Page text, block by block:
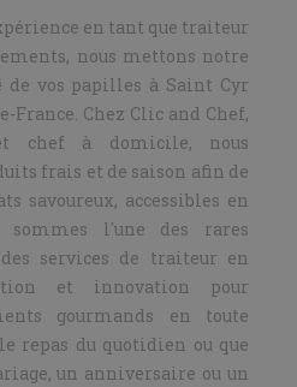
en tant que traiteur
nous mettons notre
de vos papilles à Saint Cyr
France. Chez Clic and Chef,
chef à domicile, nous
frais et de saison afin de
savoureux, accessibles en
sommes l'une des rares
services de traiteur en
et innovation pour
gourmands en toute
repas du quotidien ou que
un anniversaire ou un